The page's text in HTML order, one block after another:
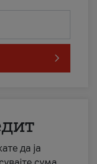
да ја